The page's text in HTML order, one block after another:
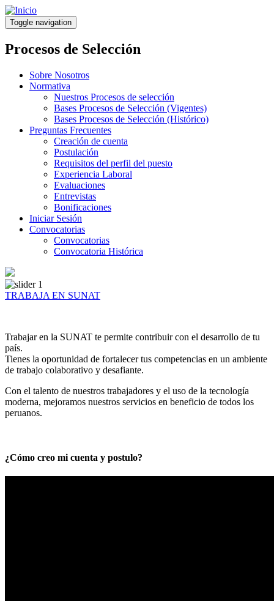
Pasar
al
contenido
principal
Toggle navigation
Procesos de Selección
Sobre Nosotros
Normativa
Nuestros Procesos de selección
Bases Procesos de Selección (Vigentes)
Bases Procesos de Selección (Histórico)
Preguntas Frecuentes
Creación de cuenta
Postulación
Requisitos del perfil del puesto
Experiencia Laboral
Evaluaciones
Entrevistas
Bonificaciones
Iniciar Sesión
Convocatorias
Convocatorias
Convocatoria Histórica
TRABAJA EN SUNAT
Trabajar en la SUNAT te permite contribuir con el desarrollo de tu
país.
Tienes la oportunidad de fortalecer tus competencias en un ambiente
de trabajo colaborativo y desafiante.
Con el talento de nuestros trabajadores y el uso de la tecnología
moderna, mejoramos nuestros servicios en beneficio de todos los
peruanos.
¿Cómo creo mi cuenta y postulo?